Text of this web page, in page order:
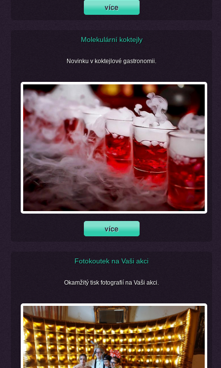
Molekulární koktejly
Novinku v koktejlové gastronomii.
Fotokoutek na Vaši akci
Okamžitý tisk fotografií na Vaši akci.